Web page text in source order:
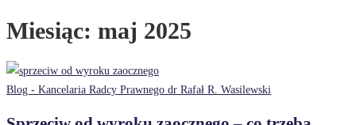
Miesiąc: maj 2025
Blog - Kancelaria Radcy Prawnego dr Rafał R. Wasilewski